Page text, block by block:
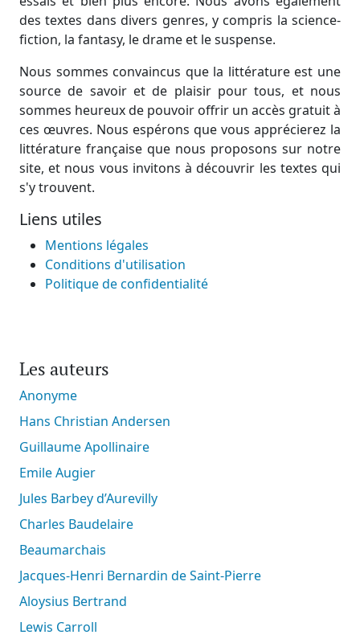
des textes dans divers genres, y compris la science-
fiction, la fantasy, le drame et le suspense.
Nous sommes convaincus que la littérature est une
source de savoir et de plaisir pour tous, et nous
sommes heureux de pouvoir offrir un accès gratuit à
ces œuvres. Nous espérons que vous apprécierez la
littérature française que nous proposons sur notre
site, et nous vous invitons à découvrir les textes qui
s'y trouvent.
Liens utiles
Mentions légales
Conditions d'utilisation
Politique de confidentialité
Les auteurs
Anonyme
Hans Christian Andersen
Guillaume Apollinaire
Emile Augier
Jules Barbey d’Aurevilly
Charles Baudelaire
Beaumarchais
Jacques-Henri Bernardin de Saint-Pierre
Aloysius Bertrand
Lewis Carroll